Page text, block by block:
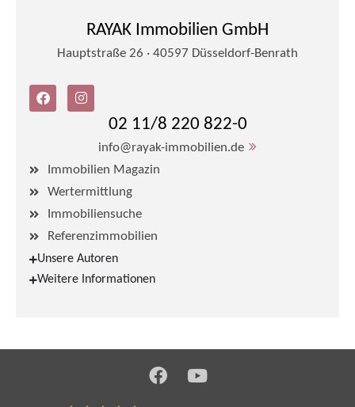
RAYAK Immobilien GmbH
Hauptstraße 26 · 40597 Düsseldorf-Benrath
02 11/8 220 822-0
info@rayak-immobilien.de
Immobilien Magazin
Wertermittlung
Immobiliensuche
Referenzimmobilien
Unsere Autoren
Weitere Informationen